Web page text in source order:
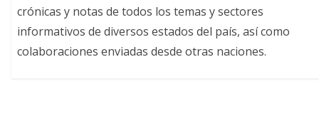
crónicas y notas de todos los temas y sectores
informativos de diversos estados del país, así como
colaboraciones enviadas desde otras naciones.